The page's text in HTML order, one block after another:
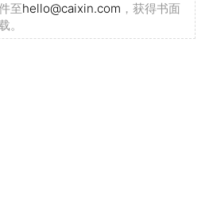
至hello@caixin.com ，获得书面
。